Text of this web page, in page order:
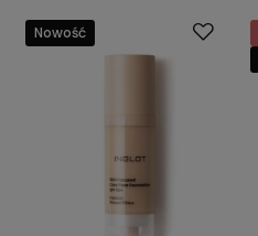
Nowość